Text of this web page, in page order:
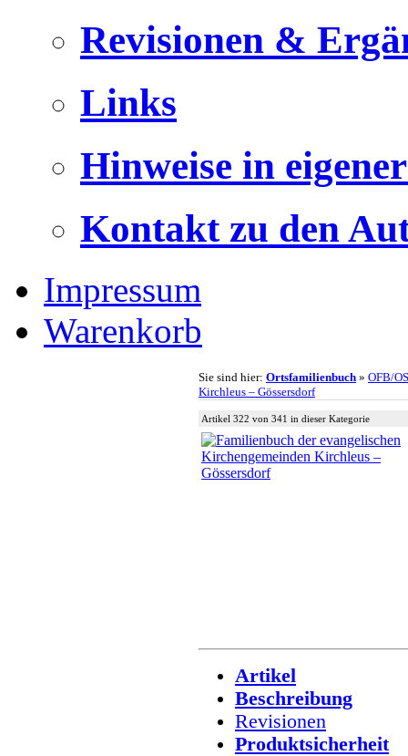
Revisionen &
Links
Hinweise in
Kontakt zu den
Impressum
Warenkorb
Sie sind hier: Ortsfamilienbuch » OFB/
Kirchleus – Gössersdorf
Artikel 322 von 341 in dieser Kategorie
Artikel
Beschreibung
Revisionen
Produktsicherheit